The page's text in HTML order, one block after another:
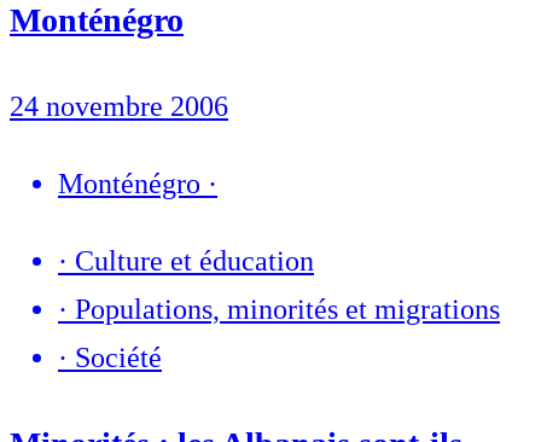
Monténégro
24 novembre 2006
Monténégro ·
· Culture et éducation
· Populations, minorités et migrations
· Société